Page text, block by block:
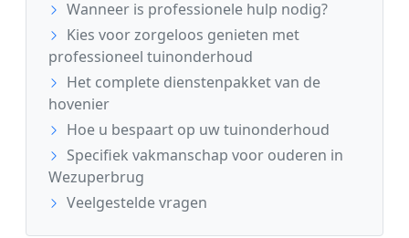
Wanneer is professionele hulp nodig?
Kies voor zorgeloos genieten met
professioneel tuinonderhoud
Het complete dienstenpakket van de
hovenier
Hoe u bespaart op uw tuinonderhoud
Specifiek vakmanschap voor ouderen in
Wezuperbrug
Veelgestelde vragen